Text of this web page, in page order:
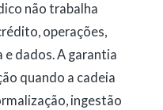
não trabalha
operações,
e dados. A garantia
quando a cadeia
ingestão